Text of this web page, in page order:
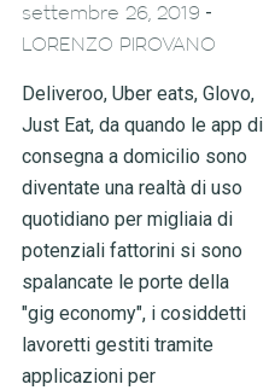
settembre 26, 2019 -
LORENZO PIROVANO
Deliveroo, Uber eats, Glovo,
Just Eat, da quando le app di
consegna a domicilio sono
diventate una realtà di uso
quotidiano per migliaia di
potenziali fattorini si sono
spalancate le porte della
"gig economy", i cosiddetti
lavoretti gestiti tramite
applicazioni per